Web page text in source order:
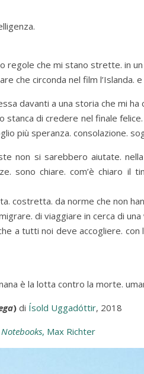
regole che mi stano strette. in
che circonda nel film l’Islanda.
davanti a una storia che mi
stanca di credere nel finale
più speranza. consolazione.
non si sarebbero aiutate.
sono chiare. com’è chiaro il
costretta. da norme che non
di viaggiare in cerca di
a tutti noi deve accogliere.
è la lotta contro la morte.
) di Ísold Uggadóttir, 2018
, Max Richter